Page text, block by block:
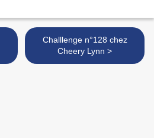
Challlenge n°128 chez
Cheery Lynn >